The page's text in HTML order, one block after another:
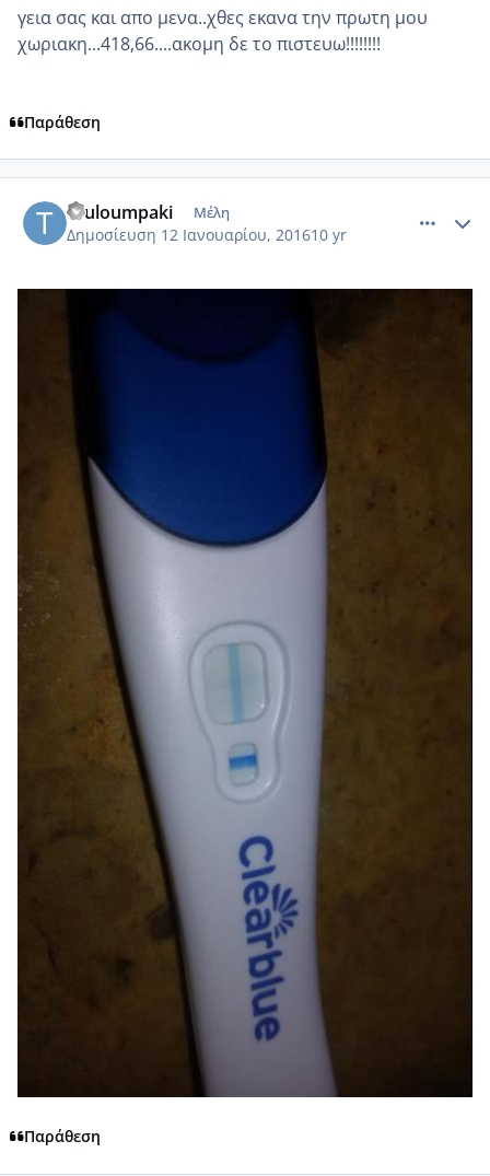
γεια σας και απο μενα..χθες εκανα την πρωτη μου
χωριακη...418,66....ακομη δε το πιστευω!!!!!!!!
Παράθεση
touloumpaki Μέλη
Δημοσίευση 12 Ιανουαρίου, 201610 yr
Παράθεση